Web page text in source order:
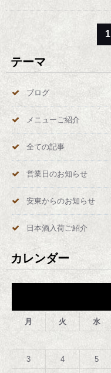
稿
の
ペ
ー
ジ
送
り
1
テーマ
ブログ
メニューご紹介
全ての記事
営業日のお知らせ
安東からのお知らせ
日本酒入荷ご紹介
カレンダー
月 火 水
3 4 5